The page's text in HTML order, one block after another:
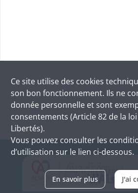
Ce site utilise des cookies
son bon fonctionnement. Ils ne
donnée personnelle et sont
consentements (Article 82 de la
Libertés).
Vous pouvez consulter les
d’utilisation sur le lien ci-dessous.
En savoir plus J'ai